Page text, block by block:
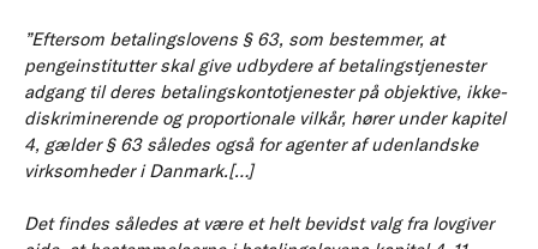
”Eftersom betalingslovens § 63, som bestemmer, at
pengeinstitutter skal give udbydere af betalingstjenester
adgang til deres betalingskontotjenester på objektive, ikke-
diskriminerende og proportionale vilkår, hører under kapitel
4, gælder § 63 således også for agenter af udenlandske
virksomheder i Danmark.[…]
Det findes således at være et helt bevidst valg fra lovgiver